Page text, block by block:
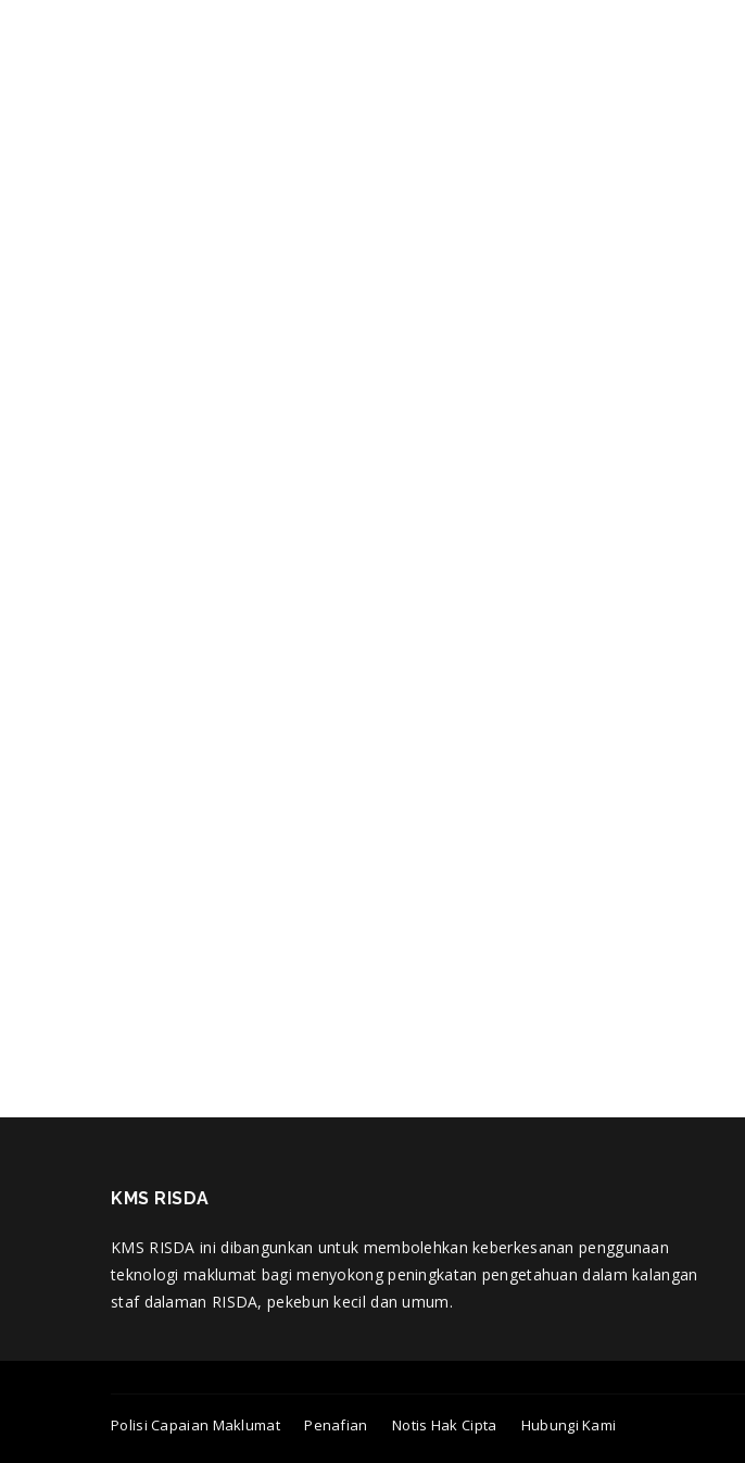
KMS RISDA
KMS RISDA ini dibangunkan untuk membolehkan keberkesanan penggunaan
teknologi maklumat bagi menyokong peningkatan pengetahuan dalam kalangan
staf dalaman RISDA, pekebun kecil dan umum.
Polisi Capaian Maklumat Penafian Notis Hak Cipta Hubungi Kami